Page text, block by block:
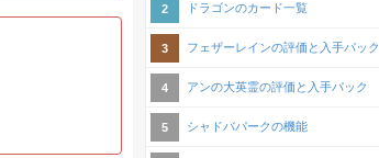
ドラゴンのカード一覧
フェザーレインの評価と入手パック
アンの大英霊の評価と入手パック
シャドバパークの機能